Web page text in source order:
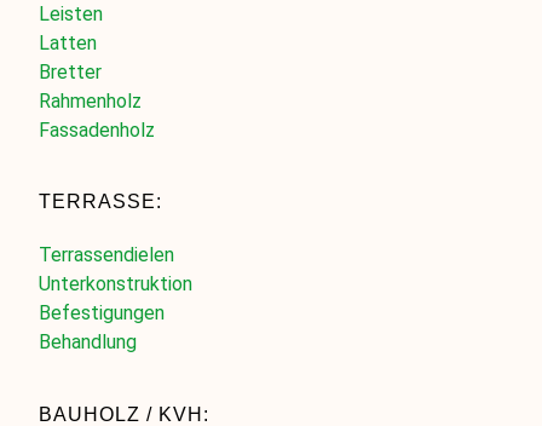
Leisten
Latten
Bretter
Rahmenholz
Fassadenholz
TERRASSE:
Terrassendielen
Unterkonstruktion
Befestigungen
Behandlung
BAUHOLZ / KVH: